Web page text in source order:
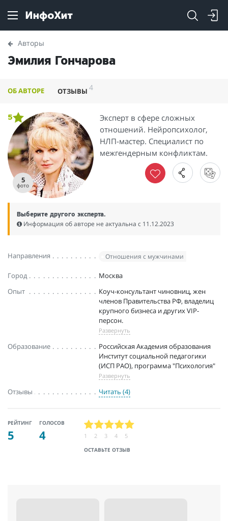
Авторы
Эмилия Гончарова
ОБ АВТОРЕ ОТЗЫВЫ 4
5
фото
5
Эксперт в сфере сложных
отношений. Нейропсихолог,
НЛП-мастер. Специалист по
межгендерным конфликтам.
Выберите другого эксперта.
Информация об авторе не актуальна c 11.12.2023
Направления Отношения с мужчинами
Город
Москва
Опыт
Коуч-консультант чиновниц, жен
членов Правительства РФ, владелиц
крупного бизнеса и других VIP-
персон.
Развернуть
Образование
Российская Академия образования
Институт социальной педагогики
(ИСП РАО), программа "Психология"
Развернуть
Отзывы Читать (4)
РЕЙТИНГ
5
ГОЛОСОВ
4
ОСТАВЬТЕ ОТЗЫВ
1 2 3 4 5